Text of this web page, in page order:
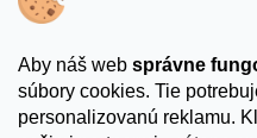
Aby náš web správne
súbory cookies. Tie
personalizovanú reklamu.